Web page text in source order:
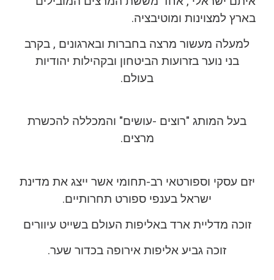
בארץ למצוינות ומוטיבציה.
למעלה מעשור מרצה בחברות ובארגונים , בקרב
בני נוער בזרועות הביטחון ובקהילות יהודיות
בעולם.
בעל המותג "רוצים -עושים" והמכללה להכשרת
מרצים.
יזם עסקי וספורטאי רב-תחומי אשר ייצג את מדינת
ישראל בענפי ספורט תחרותיים.
זוכה מדליית ארד באליפות העולם בשייט עיוורים
זוכה גביע אליפות אירופה בכדור שער.